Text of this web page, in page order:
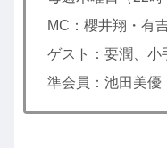
MC：櫻井翔・有
ゲスト：要潤、小
準会員：池田美優